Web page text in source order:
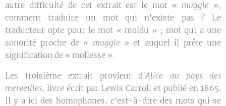
autre difficulté de cet extrait est le mot « muggle »,
comment traduire un mot qui n'existe pas ? Le
traducteur opte pour le mot «moldu » ; mot qui a une
sonorité proche de « muggle »et auquel il prête une
signification de « mollesse ».
Les troisième extrait provient d'Alice au pays des
merveilles, livre écrit par Lewis Carroll et publié en 1865.
Il y a ici des homophones, c'est-à-dire des mots qui se